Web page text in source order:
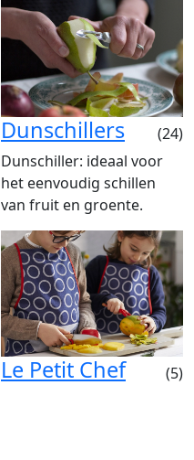
Dunschillers
(24)
Dunschiller: ideaal voor
het eenvoudig schillen
van fruit en groente.
Le Petit Chef (5)